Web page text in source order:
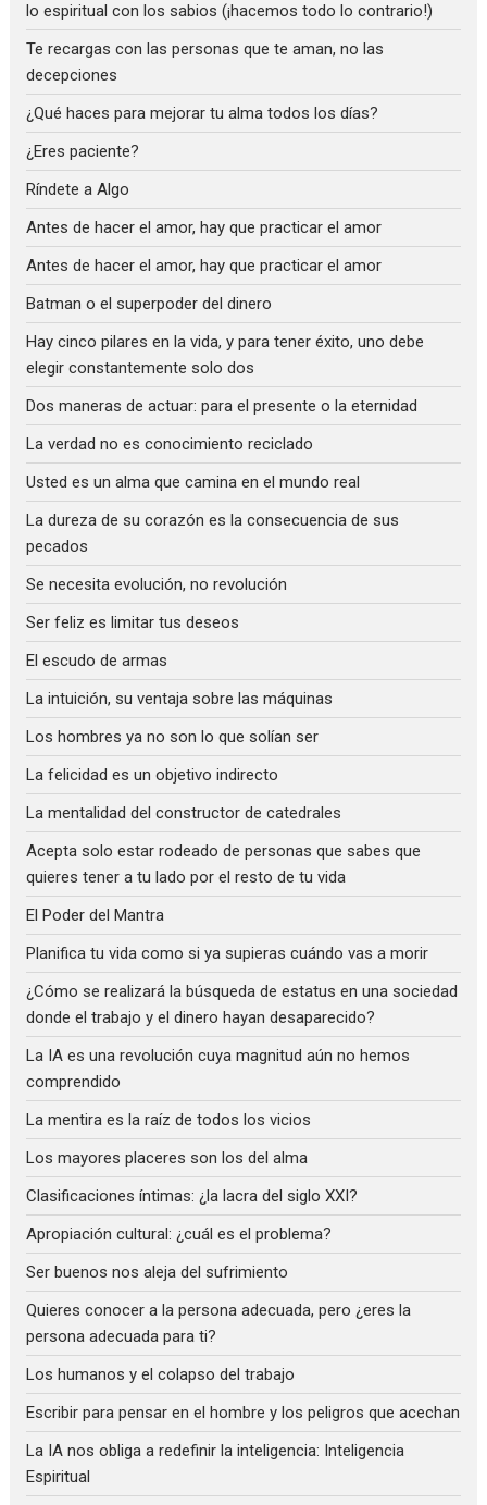
lo espiritual con los sabios (¡hacemos todo lo contrario!)
Te recargas con las personas que te aman, no las
decepciones
¿Qué haces para mejorar tu alma todos los días?
¿Eres paciente?
Ríndete a Algo
Antes de hacer el amor, hay que practicar el amor
Antes de hacer el amor, hay que practicar el amor
Batman o el superpoder del dinero
Hay cinco pilares en la vida, y para tener éxito, uno debe
elegir constantemente solo dos
Dos maneras de actuar: para el presente o la eternidad
La verdad no es conocimiento reciclado
Usted es un alma que camina en el mundo real
La dureza de su corazón es la consecuencia de sus
pecados
Se necesita evolución, no revolución
Ser feliz es limitar tus deseos
El escudo de armas
La intuición, su ventaja sobre las máquinas
Los hombres ya no son lo que solían ser
La felicidad es un objetivo indirecto
La mentalidad del constructor de catedrales
Acepta solo estar rodeado de personas que sabes que
quieres tener a tu lado por el resto de tu vida
El Poder del Mantra
Planifica tu vida como si ya supieras cuándo vas a morir
¿Cómo se realizará la búsqueda de estatus en una sociedad
donde el trabajo y el dinero hayan desaparecido?
La IA es una revolución cuya magnitud aún no hemos
comprendido
La mentira es la raíz de todos los vicios
Los mayores placeres son los del alma
Clasificaciones íntimas: ¿la lacra del siglo XXI?
Apropiación cultural: ¿cuál es el problema?
Ser buenos nos aleja del sufrimiento
Quieres conocer a la persona adecuada, pero ¿eres la
persona adecuada para ti?
Los humanos y el colapso del trabajo
Escribir para pensar en el hombre y los peligros que acechan
La IA nos obliga a redefinir la inteligencia: Inteligencia
Espiritual